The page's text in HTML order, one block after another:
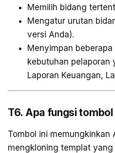
Memilih bidang
Mengatur urutan
versi Anda).
Menyimpan
kebutuhan pelaporan
Laporan Keuangan,
T6. Apa fungsi tombol
Tombol ini memungkinkan
mengkloning templat